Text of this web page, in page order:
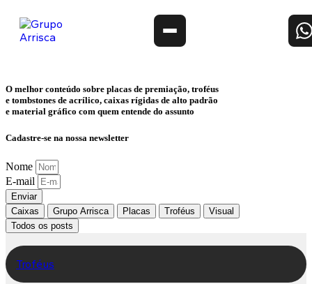
O melhor conteúdo sobre placas de premiação, troféus
e tombstones de acrílico, caixas rígidas de alto padrão
e material gráfico com quem entende do assunto
Cadastre-se na nossa newsletter
Nome
E-mail
Enviar
Caixas
Grupo Arrisca Placas Troféus
Visual
Todos os posts
Troféus